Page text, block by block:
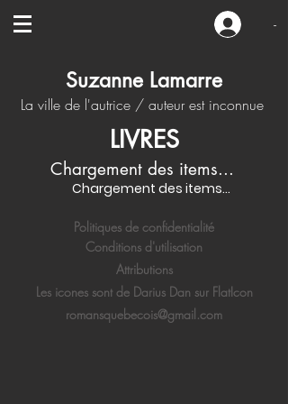
-
Suzanne Lamarre
La ville de l'autrice / auteur est inconnue
LIVRES
Chargement des items...
Chargement des items...
Politiques de confidentialité
Conditions d'utilisation
Attributions
Les icones sont de Darius Dan sur FlatIcon
romansquebecois@gmail.com